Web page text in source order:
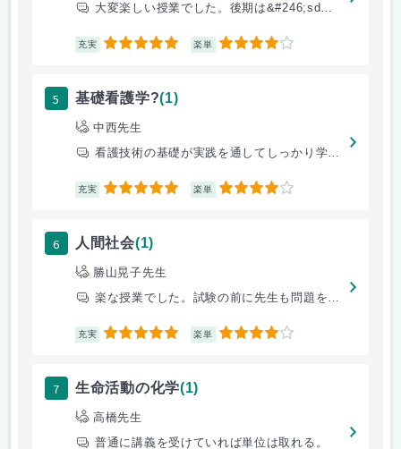
大変楽しい授業でした。後期は&#246;sd合格したら試験免除ですから
充実 5 楽単 4
5 基礎看護学?(1)
中西先生
看護技術の基礎が実践を通してしっかり学べます。
充実 5 楽単 4
6 人間社会(1)
勝山晃子先生
楽な授業でした。試験の前に先生も問題を教えてもらいますので、単位を取る
充実 5 楽単 4
7 生命活動の化学(1)
高橋先生
普通に講義を受けていれば単位は取れる。